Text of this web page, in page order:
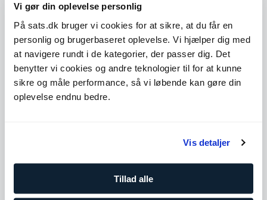
Vi gør din oplevelse personlig
På sats.dk bruger vi cookies for at sikre, at du får en
personlig og brugerbaseret oplevelse. Vi hjælper dig med
at navigere rundt i de kategorier, der passer dig. Det
benytter vi cookies og andre teknologier til for at kunne
sikre og måle performance, så vi løbende kan gøre din
oplevelse endnu bedre.
Vis detaljer
Tillad alle
Level 1
Level 3
Level 4 Udvid
729,90DKK/pr. træning
Træn oftere for at holde dig på rette spor og tilpas hen ad
vejen efter behov. Vælg denne pakke, hvis du allerede